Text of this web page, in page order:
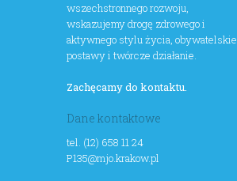
wszechstronnego rozwoju,
wskazujemy drogę zdrowego i
aktywnego stylu życia, obywatelskie
postawy i twórcze działanie.
Zachęcamy do kontaktu.
Dane kontaktowe
tel. (12) 658 11 24
P135@mjo.krakow.pl